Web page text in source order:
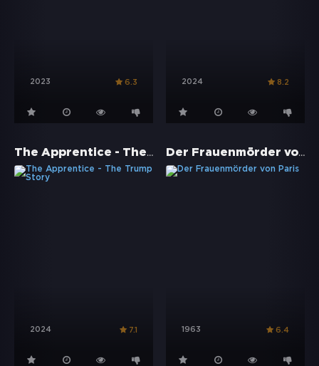
2023 6.3 2024 8.2
The Apprentice - The Trump Story
2024 7.1
Der Frauenmörder von Paris
1963 6.4